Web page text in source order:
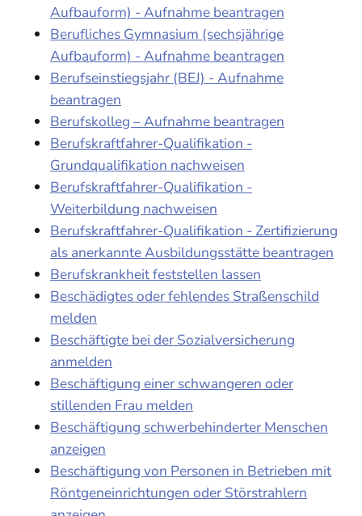
Aufbauform) - Aufnahme beantragen
Berufliches Gymnasium (sechsjährige
Aufbauform) - Aufnahme beantragen
Berufseinstiegsjahr (BEJ) - Aufnahme
beantragen
Berufskolleg – Aufnahme beantragen
Berufskraftfahrer-Qualifikation -
Grundqualifikation nachweisen
Berufskraftfahrer-Qualifikation -
Weiterbildung nachweisen
Berufskraftfahrer-Qualifikation - Zertifizierung
als anerkannte Ausbildungsstätte beantragen
Berufskrankheit feststellen lassen
Beschädigtes oder fehlendes Straßenschild
melden
Beschäftigte bei der Sozialversicherung
anmelden
Beschäftigung einer schwangeren oder
stillenden Frau melden
Beschäftigung schwerbehinderter Menschen
anzeigen
Beschäftigung von Personen in Betrieben mit
Röntgeneinrichtungen oder Störstrahlern